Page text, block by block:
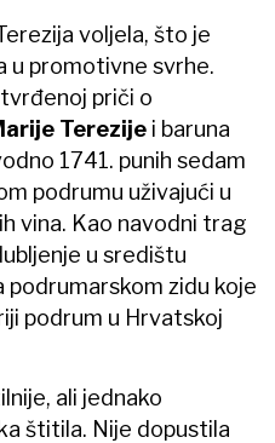
voljela, što je
u promotivne svrhe.
priči o
Terezije i baruna
1741. punih sedam
podrumu uživajući u
vina. Kao navodni trag
u središtu
zidu koje
podrum u Hrvatskoj
ali jednako
štitila. Nije dopustila